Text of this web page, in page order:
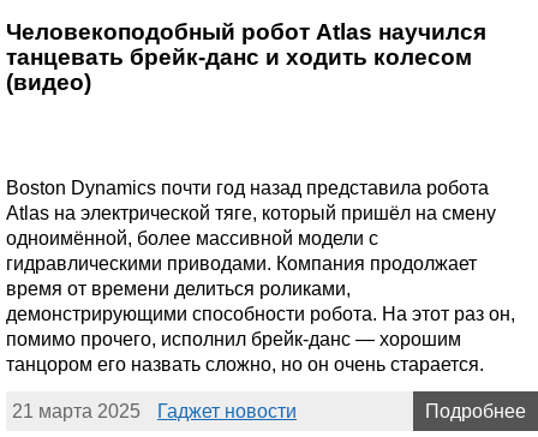
Человекоподобный робот Atlas научился
танцевать брейк-данс и ходить колесом
(видео)
Boston Dynamics почти год назад представила робота
Atlas на электрической тяге, который пришёл на смену
одноимённой, более массивной модели с
гидравлическими приводами. Компания продолжает
время от времени делиться роликами,
демонстрирующими способности робота. На этот раз он,
помимо прочего, исполнил брейк-данс — хорошим
танцором его назвать сложно, но он очень старается.
21 марта 2025 Гаджет новости Подробнее